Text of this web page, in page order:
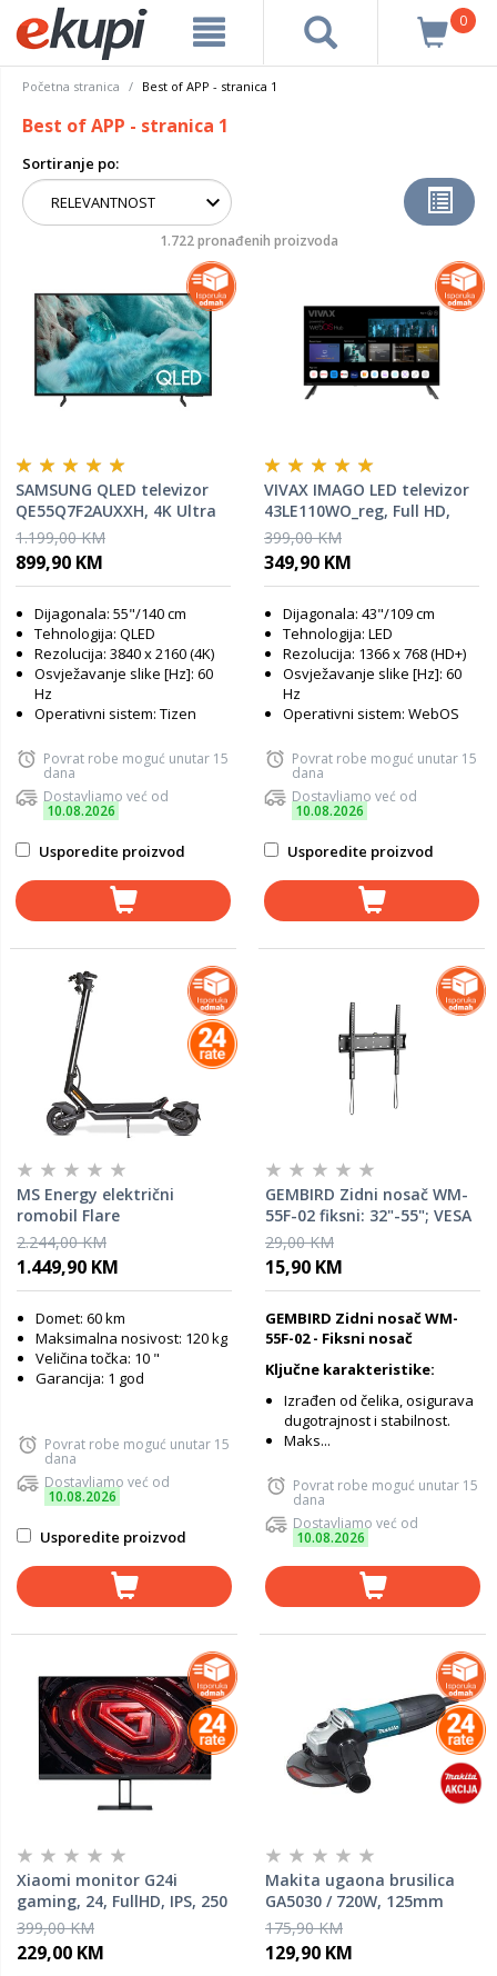
0
Početna stranica Best of APP - stranica 1
Best of APP - stranica 1
Sortiranje po:
1.722 pronađenih proizvoda
SAMSUNG QLED televizor
QE55Q7F2AUXXH, 4K Ultra
HD, Smart TV, Q4 AI
Processor, One UI Tizen,
Crni
1.199,00 KM
899,90 KM
Dijagonala: 55"/140 cm
Tehnologija: QLED
Rezolucija: 3840 x 2160 (4K)
Osvježavanje slike [Hz]: 60
Hz
Operativni sistem: Tizen
Povrat robe moguć unutar 15
dana
Dostavljamo već od
10.08.2026
Usporedite proizvod
VIVAX IMAGO LED televizor
43LE110WO_reg, Full HD,
Smart TV, Quad Core CPU,
HDR10, Crni
399,00 KM
349,90 KM
Dijagonala: 43"/109 cm
Tehnologija: LED
Rezolucija: 1366 x 768 (HD+)
Osvježavanje slike [Hz]: 60
Hz
Operativni sistem: WebOS
Povrat robe moguć unutar 15
dana
Dostavljamo već od
10.08.2026
Usporedite proizvod
MS Energy električni
romobil Flare
2.244,00 KM
1.449,90 KM
Domet: 60 km
Maksimalna nosivost: 120 kg
Veličina točka: 10 "
Garancija: 1 god
Povrat robe moguć unutar 15
dana
Dostavljamo već od
10.08.2026
Usporedite proizvod
GEMBIRD Zidni nosač WM-
55F-02 fiksni: 32"-55"; VESA
400 x 400
29,00 KM
15,90 KM
GEMBIRD Zidni nosač WM-
55F-02 - Fiksni nosač
Ključne karakteristike:
Izrađen od čelika, osigurava
dugotrajnost i stabilnost.
Maks...
Povrat robe moguć unutar 15
dana
Dostavljamo već od
10.08.2026
Xiaomi monitor G24i
gaming, 24, FullHD, IPS, 250
cd/m2, AMD FreeSync, sRGB
99%, HDR, HDMI, DP, 180
Hz, 1ms
399,00 KM
229,00 KM
Makita ugaona brusilica
GA5030 / 720W, 125mm
175,90 KM
129,90 KM